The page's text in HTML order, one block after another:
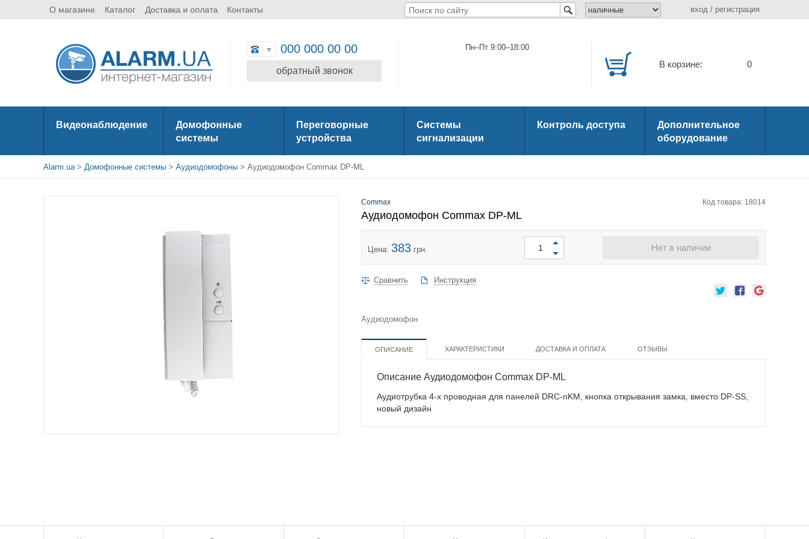
О магазине Каталог Доставка и оплата Контакты вход / регистрация
000 000 00 00
обратный звонок
Пн–Пт 9:00–18:00
В корзине: 0
Видеонаблюдение
Домофонные
системы
Переговорные
устройства
Системы
сигнализации
Контроль доступа
Дополнительное
оборудование
Alarm.ua> Домофонные системы > Аудиодомофоны > Аудиодомофон Commax DP-ML
Commax Код товара: 18014
Аудиодомофон Commax DP-ML
Цена: 383 грн. Нет в наличии
Сравнить Инструкция
Аудиодомофон
ОПИСАНИЕ ХАРАКТЕРИСТИКИ ДОСТАВКА И ОПЛАТА ОТЗЫВЫ
Описание Аудиодомофон Commax DP-ML
Аудиотрубка 4-х проводная для панелей DRC-nKM, кнопка открывания замка, вместо DP-SS,
новый дизайн